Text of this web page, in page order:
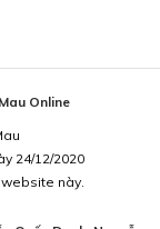
Online
24/12/2020
này.